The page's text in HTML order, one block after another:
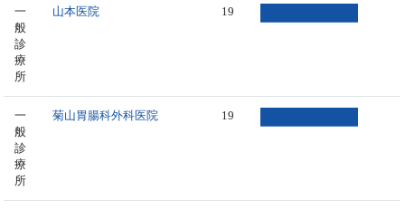
一
般
診
療
所
山本医院 19
一
般
診
療
所
菊山胃腸科外科医院 19